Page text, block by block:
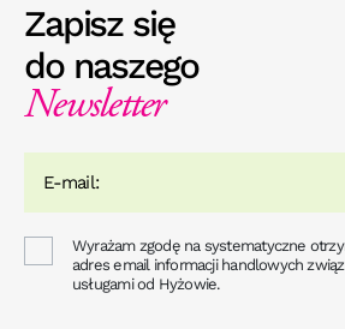
Zapisz się
do naszego
Newsletter
Wyrażam zgodę na systematyczne
adres email informacji handlowych
usługami od Hyżowie.